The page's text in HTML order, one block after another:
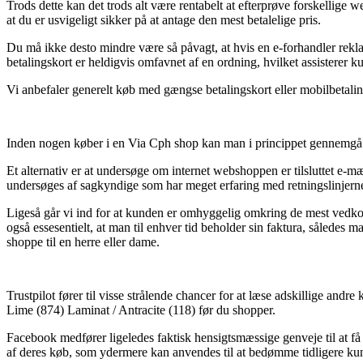
Trods dette kan det trods alt være rentabelt at efterprøve forskellige
at du er usvigeligt sikker på at antage den mest betalelige pris.
Du må ikke desto mindre være så påvagt, at hvis en e-forhandler
betalingskort er heldigvis omfavnet af en ordning, hvilket assisterer
Vi anbefaler generelt køb med gængse betalingskort eller
Inden nogen køber i en Via Cph shop kan man i princippet
Et alternativ er at undersøge om internet webshoppen er tilsluttet
undersøges af sagkyndige som har meget erfaring med
Ligeså går vi ind for at kunden er omhyggelig omkring de mest
også essesentielt, at man til enhver tid beholder sin faktura,
shoppe til en herre eller dame.
Trustpilot fører til visse strålende chancer for at læse adskillige
Lime (874) Laminat / Antracite (118) før du shopper.
Facebook medfører ligeledes faktisk hensigtsmæssige genveje til at
af deres køb, som ydermere kan anvendes til at bedømme tidligere